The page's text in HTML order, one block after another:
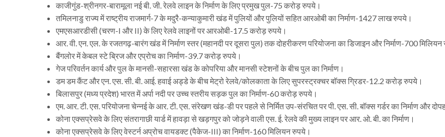
काजीगुंड-श्रीनगर-बारामूला नई बी. जी. रेलवे लाइन के निर्माण के लिए प्रमुख पुल-75 करोड़ रुपये।
तमिलनाडु राज्य में राष्ट्रीय राजमार्ग-7 के मदुरै-कन्याकुमारी खंड में पुलियों और पुलियों सहित आरओबी का निर्माण-1427 लाख रुपये।
एमएसआरडीसी (चरण-I और II) के लिए रेलवे लाइनों पर आरओबी-17.5 करोड़ रुपये।
आर. वी. एन. एल. के रजतगढ़-बारंग खंड में निर्माण स्तर (महानदी पर दूसरा पुल) तक दोहरीकरण परियोजना का डिजाइन और निर्माण-700
बैंगलोर में केबल स्टे ब्रिज और एप्रोच का निर्माण-39.7 करोड़ रुपये।
गेज परिवर्तन कार्य और पुल के मानसी-सहारसा खंड के कोपरिया और मानसी स्टेशनों के बीच पुल का निर्माण।
डम डम कैंट और एन. एस. सी. बी. आई. हवाई अड्डे के बीच मेट्रो रेलवे/कोलकाता के लिए सुपरस्ट्रक्चर बॉक्स ग्रिडर-12.2 करोड़ रुपये।
बिलासपुर (मध्य प्रदेश) भारत में अर्पा नदी पर उच्च स्तरीय सड़क पुल का निर्माण-60 करोड़ रुपये।
एम. आर. टी. एस. परियोजना चेन्नई के आर. टी. एस. संरेखण खंड-डी पर पहले से निर्मित उप-संरचित पर पी. एस. सी. बॉक्स गर्डर का निर्माण और
कोना एक्सप्रेसवे के लिए संतरागाछी यार्ड में हावड़ा से खड़गपुर को जोड़ने वाली एस. ई. रेलवे की मुख्य लाइन पर आर. ओ. बी. का निर्माण।
कोना एक्सप्रेसवे के लिए वेस्टर्न अप्रोच वायडक्ट (पैकेज-III) का निर्माण-160 मिलियन रुपये।